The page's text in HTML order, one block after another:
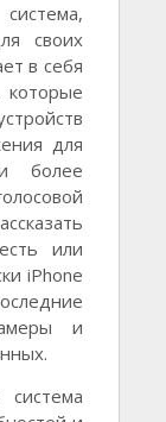
своих
в себя
которые
для
более
или
iPhone
и